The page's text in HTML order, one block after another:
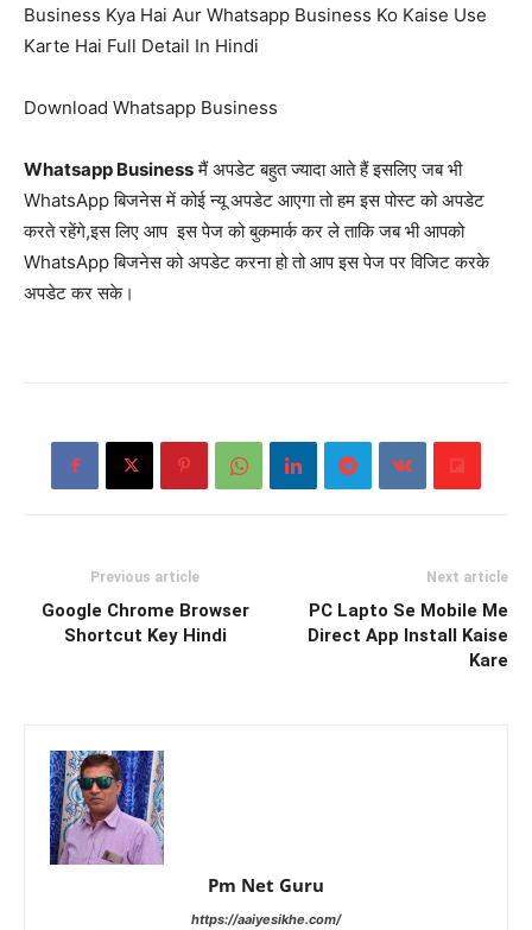
Business Kya Hai Aur Whatsapp Business Ko Kaise Use
Karte Hai Full Detail In Hindi
Download Whatsapp Business
Whatsapp Businessमैं अपडेट बहुत ज्यादा आते हैं इसलिए जब भी
WhatsApp बिजनेस में कोई न्यू अपडेट आएगा तो हम इस पोस्ट को अपडेट
करते रहेंगे,इस लिए आप इस पेज को बुकमार्क कर ले ताकि जब भी आपको
WhatsApp बिजनेस को अपडेट करना हो तो आप इस पेज पर विजिट करके
अपडेट कर सके।
Previous article
Google Chrome Browser
Shortcut Key Hindi
Next article
PC Lapto Se Mobile Me
Direct App Install Kaise
Kare
Pm Net Guru
https://aaiyesikhe.com/